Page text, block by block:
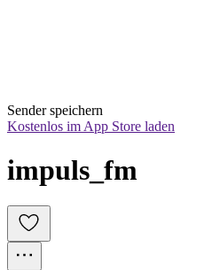
Sender speichern
Kostenlos im App Store laden
impuls_fm